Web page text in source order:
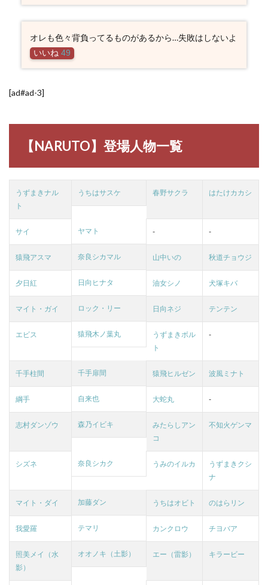
オレも色々背負ってるものがあるから…失敗はしないよ
いいね 49
[ad#ad-3]
【NARUTO】登場人物一覧
うずまきナル
ト
うちはサスケ 春野サクラ はたけカカシ
サイ ヤマト - -
猿飛アスマ 奈良シカマル 山中いの 秋道チョウジ
夕日紅 日向ヒナタ 油女シノ 犬塚キバ
マイト・ガイ ロック・リー 日向ネジ テンテン
エビス 猿飛木ノ葉丸
うずまきボル
ト
-
千手柱間 千手扉間 猿飛ヒルゼン 波風ミナト
綱手 自来也 大蛇丸 -
志村ダンゾウ 森乃イビキ
みたらしアン
コ
不知火ゲンマ
シズネ 奈良シカク うみのイルカ
うずまきクシ
ナ
マイト・ダイ 加藤ダン うちはオビト のはらリン
我愛羅 テマリ カンクロウ チヨバア
照美メイ（水
影）
オオノキ（土影） エー（雷影） キラービー